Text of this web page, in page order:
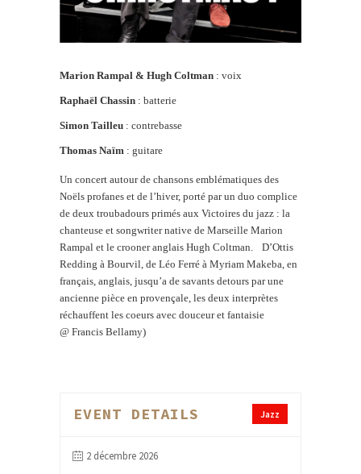
Marion Rampal & Hugh Coltman : voix
Raphaël Chassin : batterie
Simon Tailleu : contrebasse
Thomas Naïm : guitare
Un concert autour de chansons emblématiques des
Noëls profanes et de l’hiver, porté par un duo complice
de deux troubadours primés aux Victoires du jazz : la
chanteuse et songwriter native de Marseille Marion
Rampal et le crooner anglais Hugh Coltman.
D’Ottis
Redding à Bourvil, de Léo Ferré à Myriam Makeba, en
français, anglais, jusqu’a de savants detours par une
ancienne pièce en provençale, les deux interprètes
réchauffent les coeurs avec douceur et fantaisie
@ Francis Bellamy)
Jazz
EVENT DETAILS
2 décembre 2026